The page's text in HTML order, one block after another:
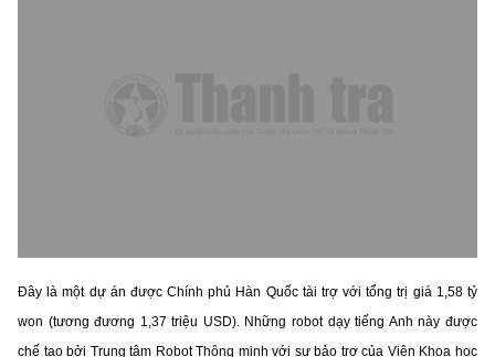
Đây là một dự án được Chính phủ Hàn Quốc tài trợ với tổng trị giá 1,58 tỷ
won (tương đương 1,37 triệu USD). Những robot dạy tiếng Anh này được
chế tạo bởi Trung tâm Robot Thông minh với sự bảo trợ của Viện Khoa học